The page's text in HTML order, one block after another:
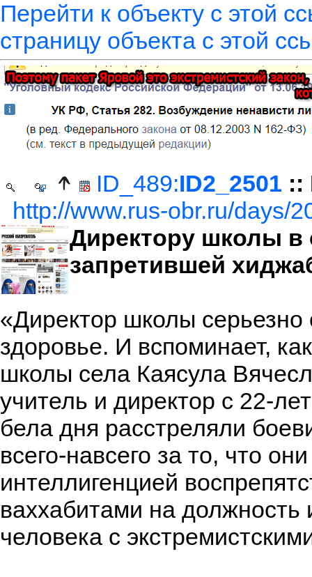
Перейти к объекту с этой
страницу объекта с этой
ID_489:ID2_2501 ::
http://www.rus-obr.ru/days/
Директору школы в
запретившей
«Директор школы
здоровье. И вспоминает,
школы села Каясула
учитель и директор с 22-
бела дня расстреляли
всего-навсего за то, что
интеллигенцией
ваххабитами на
человека с